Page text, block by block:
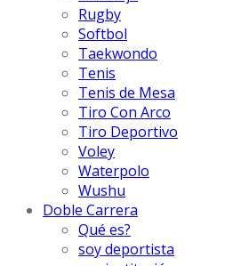
Rugby
Softbol
Taekwondo
Tenis
Tenis de Mesa
Tiro Con Arco
Tiro Deportivo
Voley
Waterpolo
Wushu
Doble Carrera
Qué es?
soy deportista